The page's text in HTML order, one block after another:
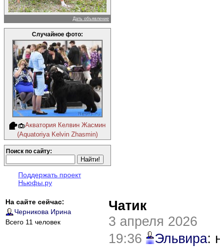
Дать объявление
Случайное фото:
Акватория Келвин Жасмин
(Aquatoriya Kelvin Zhasmin)
Поиск по сайту:
Поддержать проект
Ньюфы.ру
На сайте сейчас:
Черникова Ирина
Всего 11 человек
Чатик
3 апреля 2026
19:36
Эльвира: